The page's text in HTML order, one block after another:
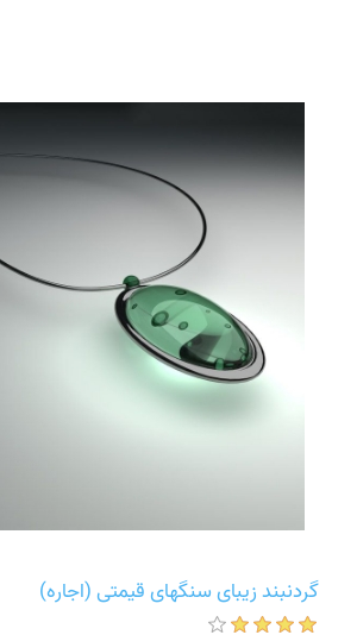
گردنبند زیبای سنگهای قیمتی (اجاره)